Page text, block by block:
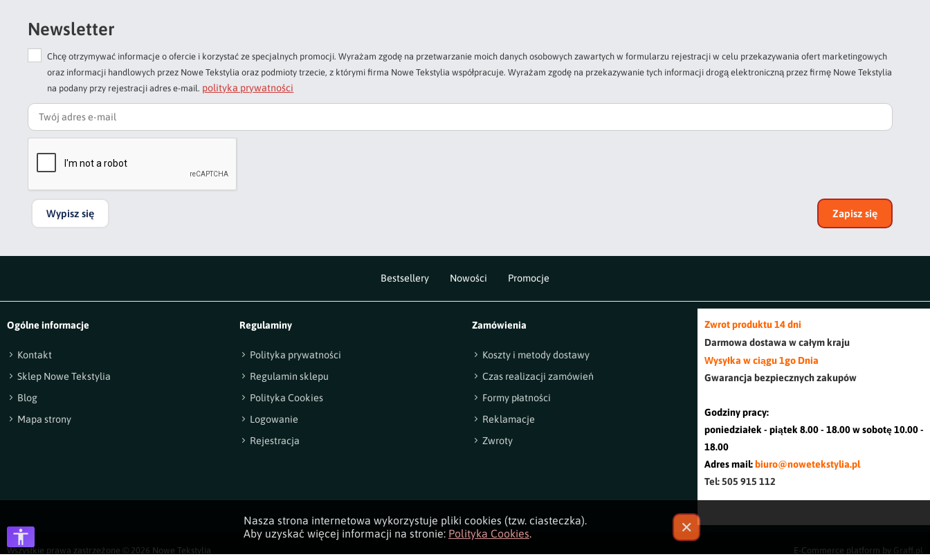
Newsletter
Chcę otrzymywać informacje o ofercie i korzystać ze specjalnych promocji. Wyrażam zgodę na przetwarzanie moich danych osobowych zawartych w formularzu rejestracji w celu przekazywania ofert marketingowych
oraz informacji handlowych przez Nowe Tekstylia oraz podmioty trzecie, z którymi firma Nowe Tekstylia współpracuje. Wyrażam zgodę na przekazywanie tych informacji drogą elektroniczną przez firmę Nowe Tekstylia
na podany przy rejestracji adres e-mail. polityka prywatności
Wypisz się Zapisz się
Bestsellery Nowości Promocje
Ogólne informacje
Kontakt
Sklep Nowe Tekstylia
Blog
Mapa strony
Regulaminy
Polityka prywatności
Regulamin sklepu
Polityka Cookies
Logowanie
Rejestracja
Zamówienia
Koszty i metody dostawy
Czas realizacji zamówień
Formy płatności
Reklamacje
Zwroty
Zwrot produktu 14 dni
Darmowa dostawa w całym kraju
Wysyłka w ciągu 1go Dnia
Gwarancja bezpiecznych zakupów
Godziny pracy:
poniedziałek - piątek 8.00 - 18.00 w sobotę 10.00 -
18.00
Adres mail: biuro@nowetekstylia.pl
Tel: 505 915 112
Wszystkie prawa zastrzeżone © 2026 Nowe Tekstylia E-Commerce platform by Graff.pl
Nasza strona internetowa wykorzystuje pliki cookies (tzw. ciasteczka).
Aby uzyskać więcej informacji na stronie: Polityka Cookies. ✕